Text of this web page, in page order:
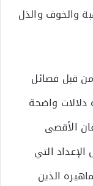
والخوف والذل
من قبل فصائل
دلالات واضحة
الأقصى
التي
الذين